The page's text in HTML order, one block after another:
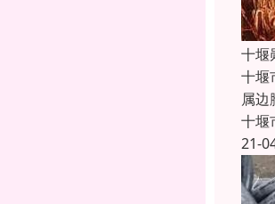
十堰
十堰
属
十堰
21-